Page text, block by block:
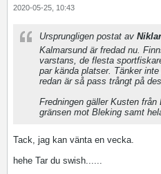
2020-05-25, 10:43
Ursprungligen postat av Niklar
Kalmarsund är fredad nu.
varstans, de flesta
par kända platser. Tänker
redan är så pass trångt på
Fredningen gäller Kusten
gränsen mot Bleking samt
Tack, jag kan vänta en vecka.
hehe Tar du swish......